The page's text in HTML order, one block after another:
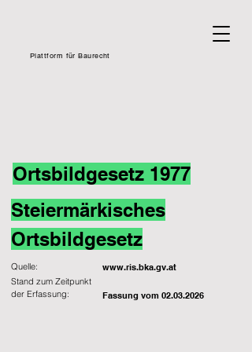
Plattform für Baurecht
Ortsbildgesetz 1977
Steiermärkisches
Ortsbildgesetz
Quelle: www.ris.bka.gv.at
Fassung vom 02.03.2026
Stand zum Zeitpunkt
der Erfassung: